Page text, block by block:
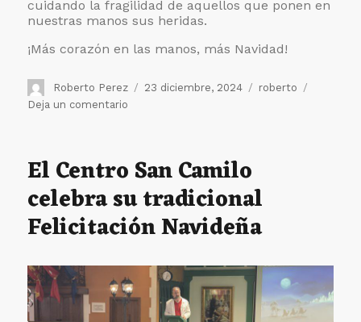
cuidando la fragilidad de aquellos que ponen en
nuestras manos sus heridas.
¡Más corazón en las manos, más Navidad!
Autor
Roberto Perez
Publicado
23 diciembre, 2024 Etiquetas
roberto
Deja un comentario
en
Noche
Buena
El Centro San Camilo
celebra su tradicional
Felicitación Navideña